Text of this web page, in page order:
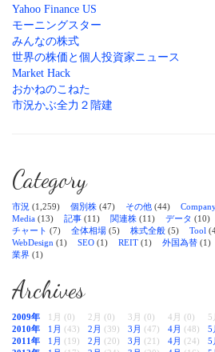
Yahoo Finance US
モーニングスター
みんなの株式
世界の株価と個人投資家ニュース
Market Hack
おかねのこねた
市況かぶ全力２階建
Category
市況 (1,259) 個別株 (47) その他 (44)
Media (13) 記事 (11) 関連株 (11) データ (10)
チャート (7) 全体相場 (5) 株式全般 (5) Tool
WebDesign (1) SEO (1) REIT (1) 外国為替 (1)
業界 (1)
Archives
2009年 1月 (0) 2月 (0) 3月 (0) 4月 (0) 5
2010年
1月 (43) 2月 (39) 3月 (47) 4月 (48) 5
2011年
1月 (19) 2月 (20) 3月 (21) 4月 (24) 5